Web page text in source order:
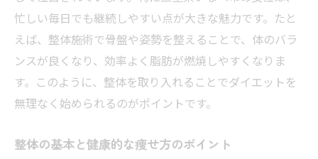
入れる
整体で叶う健康美ダイエットの実践術
整体とダイエットで基礎代謝を高める方法
整体で基礎代謝を高めるダイエット法
整体と運動を組み合わせた代謝アップ術
忙しい毎日でも継続しやすい点が大きな魅力です。たと
えば、整体施術で骨盤や姿勢を整えることで、体のバラ
ンスが良くなり、効率よく脂肪が燃焼しやすくなりま
す。このように、整体を取り入れることでダイエットを
無理なく始められるのがポイントです。
整体の基本と健康的な痩せ方のポイント